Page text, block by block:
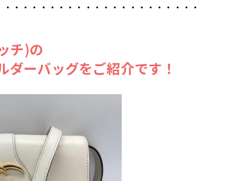
・・・・・・・・・・・・・・・・・・・・・
チ)の
ーバッグをご紹介です！